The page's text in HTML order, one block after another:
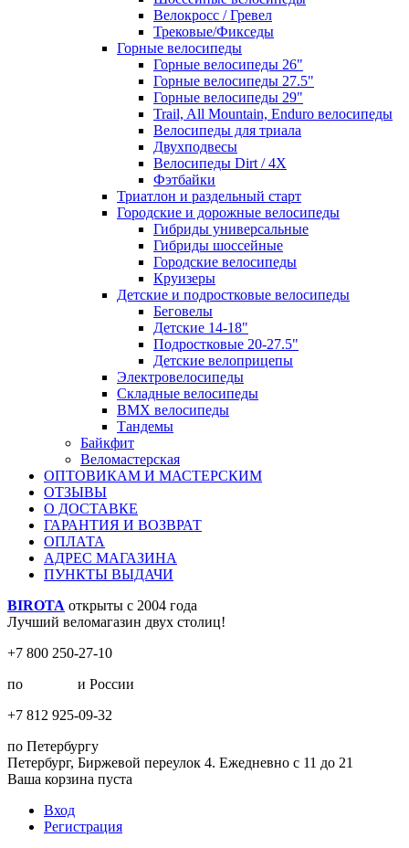
Велокросс / Гревел
Трековые/Фикседы
Горные велосипеды
Горные велосипеды 26"
Горные велосипеды 27.5"
Горные велосипеды 29"
Trail, All Mountain, Enduro велосипеды
Велосипеды для триала
Двухподвесы
Велосипеды Dirt / 4X
Фэтбайки
Триатлон и раздельный старт
Городские и дорожные велосипеды
Гибриды универсальные
Гибриды шоссейные
Городские велосипеды
Круизеры
Детские и подростковые велосипеды
Беговелы
Детские 14-18"
Подростковые 20-27.5"
Детские велоприцепы
Электровелосипеды
Складные велосипеды
BMX велосипеды
Тандемы
Байкфит
Веломастерская
ОПТОВИКАМ И МАСТЕРСКИМ
ОТЗЫВЫ
О ДОСТАВКЕ
ГАРАНТИЯ И ВОЗВРАТ
ОПЛАТА
АДРЕС МАГАЗИНА
ПУНКТЫ ВЫДАЧИ
BIROTA открыты с 2004 года
Лучший веломагазин двух столиц!
+7 800 250-27-10
по
и России
+7 812 925-09-32
по Петербургу
Петербург, Биржевой переулок 4. Ежедневно с 11 до 21
Ваша корзина пуста
Вход
Регистрация